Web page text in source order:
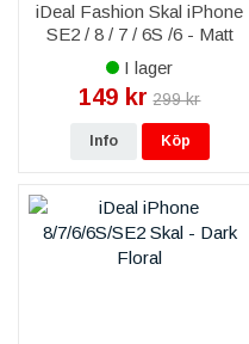
iDeal Fashion Skal iPhone
SE2 / 8 / 7 / 6S /6 - Matt
Svart
I lager
149 kr 299 kr
Info Köp